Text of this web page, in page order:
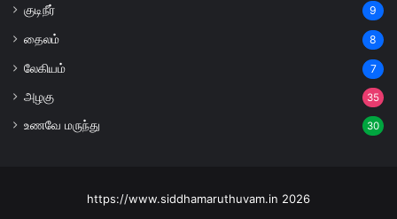
குடிநீர் 9
தைலம் 8
லேகியம் 7
அழகு 35
உணவே மருந்து 30
https://www.siddhamaruthuvam.in 2026